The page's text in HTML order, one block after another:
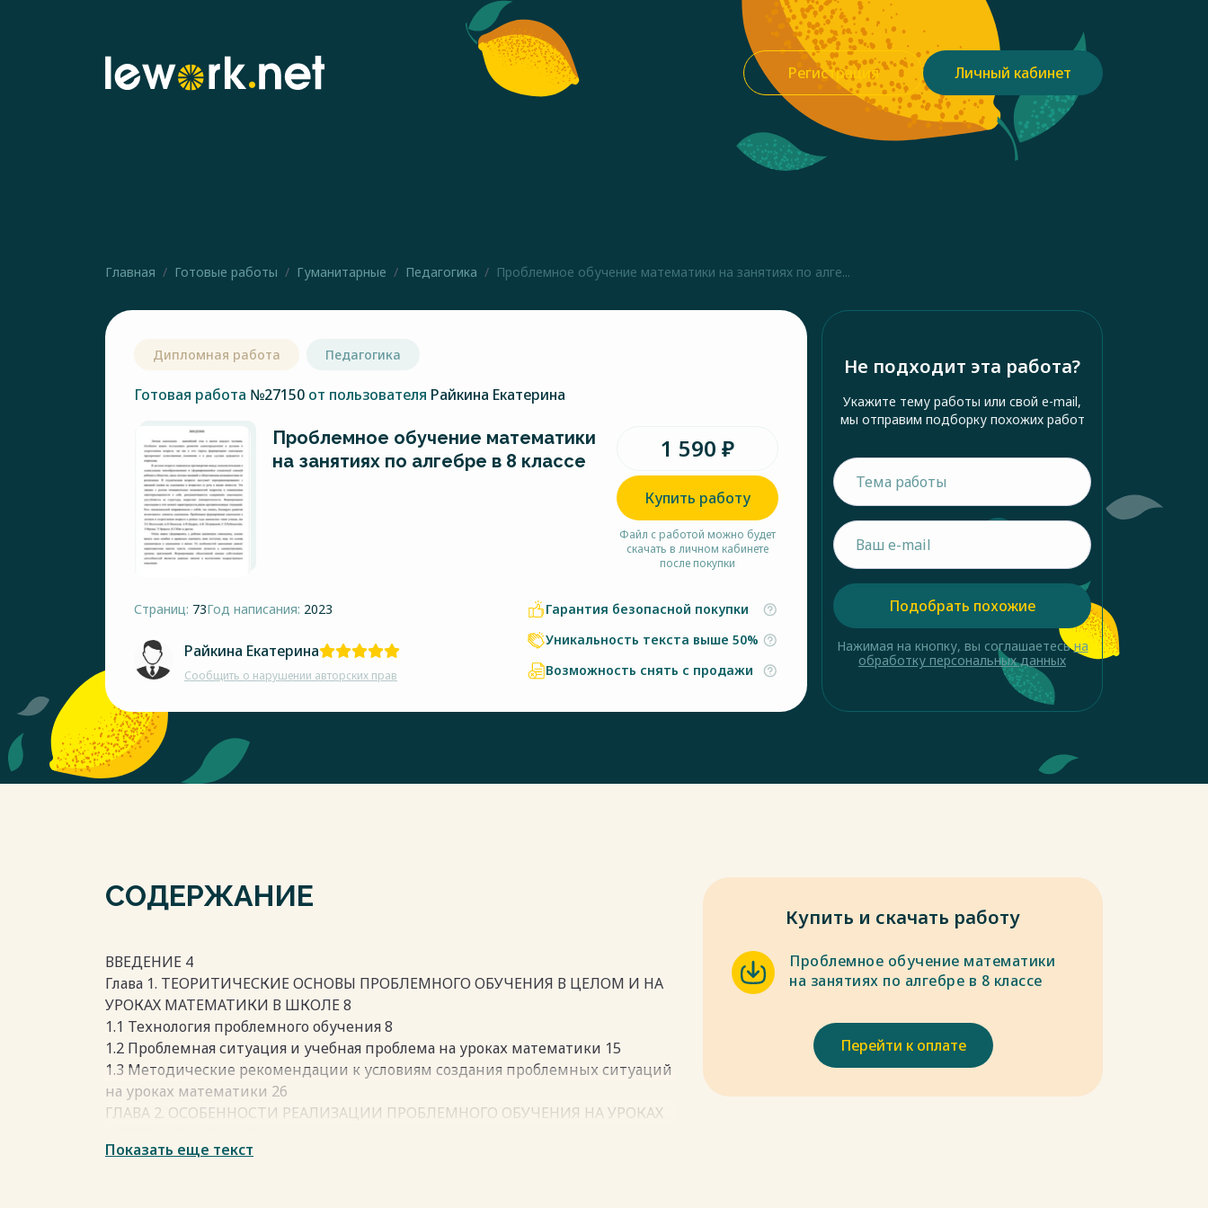
Регистрация Личный кабинет
Главная Готовые работы Гуманитарные Педагогика Проблемное обучение математики на занятиях по алге...
Дипломная работа Педагогика
Готовая работа №27150 от пользователя Райкина Екатерина
Проблемное обучение математики
на занятиях по алгебре в 8 классе
1 590 ₽
Купить работу
Файл с работой можно будет
скачать в личном кабинете
после покупки
Страниц: 73Год написания: 2023
Райкина Екатерина
Сообщить о нарушении авторских прав
Гарантия безопасной покупки
Уникальность текста выше 50%
Возможность снять с продажи
Не подходит эта работа?
Укажите тему работы или свой e-mail,
мы отправим подборку похожих работ
Подобрать похожие
Нажимая на кнопку, вы соглашаетесьна
обработку персональных данных
СОДЕРЖАНИЕ
ВВЕДЕНИЕ 4
Глава 1. ТЕОРИТИЧЕСКИЕ ОСНОВЫ ПРОБЛЕМНОГО ОБУЧЕНИЯ В ЦЕЛОМ И НА
УРОКАХ МАТЕМАТИКИ В ШКОЛЕ 8
1.1 Технология проблемного обучения 8
1.2 Проблемная ситуация и учебная проблема на уроках математики 15
1.3 Методические рекомендации к условиям создания проблемных ситуаций
на уроках математики 26
ГЛАВА 2. ОСОБЕННОСТИ РЕАЛИЗАЦИИ ПРОБЛЕМНОГО ОБУЧЕНИЯ НА УРОКАХ
2.1 Анализ психолого-педагогических особенностей учащихся подросткового
Показать еще текст
Купить и скачать работу
Проблемное обучение математики
на занятиях по алгебре в 8 классе
Перейти к оплате